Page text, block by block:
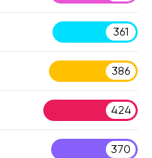
361
386
424
370